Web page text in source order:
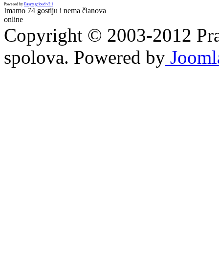
Powered by Easytagcloud v2.1
Imamo 74 gostiju i nema članova
online
Copyright © 2003-2012
spolova. Powered by